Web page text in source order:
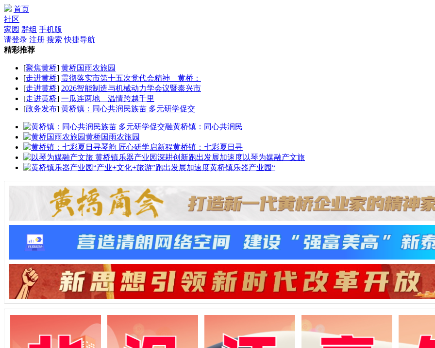
首页
社区
家园 群组 手机版
请登录 注册 搜索 快捷导航
精彩推荐
[聚焦黄桥] 黄桥国雨农旅园
[走进黄桥] 贯彻落实市第十五次党代会精神 黄桥：
[走进黄桥] 2026智能制造与机械动力学会议暨泰兴市
[走进黄桥] 一瓜连两地 温情跨越千里
[政务发布] 黄桥镇：同心共润民族苗 多元研学促交
黄桥镇：同心共润民
黄桥国雨农旅园
黄桥镇：七彩夏日寻
以琴为媒融产文旅
黄桥镇乐器产业园“